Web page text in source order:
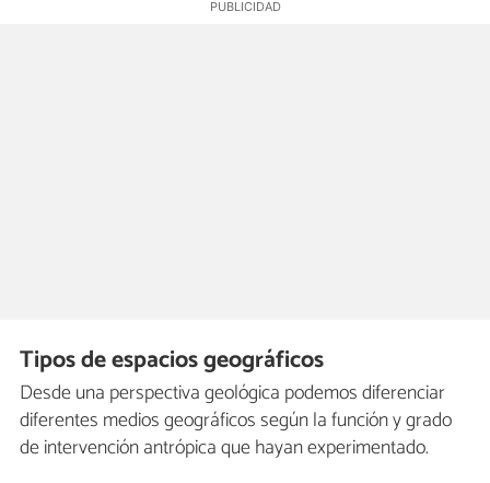
Tipos de espacios geográficos
Desde una perspectiva geológica podemos diferenciar
diferentes medios geográficos según la función y grado
de intervención antrópica que hayan experimentado.